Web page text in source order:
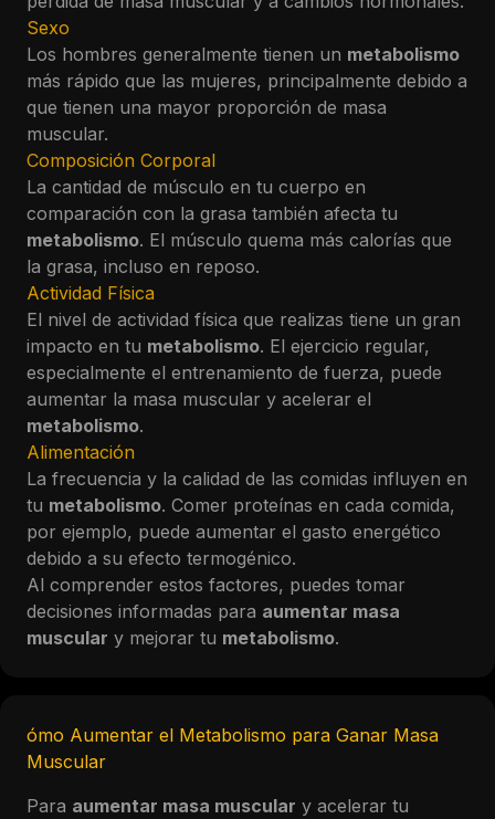
Sexo
Los hombres generalmente tienen un metabolismo
más rápido que las mujeres, principalmente debido a
que tienen una mayor proporción de masa
muscular.
Composición Corporal
La cantidad de músculo en tu cuerpo en
comparación con la grasa también afecta tu
metabolismo. El músculo quema más calorías que
la grasa, incluso en reposo.
Actividad Física
El nivel de actividad física que realizas tiene un gran
impacto en tu metabolismo. El ejercicio regular,
especialmente el entrenamiento de fuerza, puede
aumentar la masa muscular y acelerar el
metabolismo.
Alimentación
La frecuencia y la calidad de las comidas influyen en
tu metabolismo. Comer proteínas en cada comida,
por ejemplo, puede aumentar el gasto energético
debido a su efecto termogénico.
Al comprender estos factores, puedes tomar
decisiones informadas para aumentar masa
muscular y mejorar tu metabolismo.
ómo Aumentar el Metabolismo para Ganar Masa
Muscular
Para aumentar masa muscular y acelerar tu